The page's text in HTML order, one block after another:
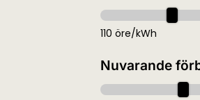
110 öre/kWh
Nuvarande